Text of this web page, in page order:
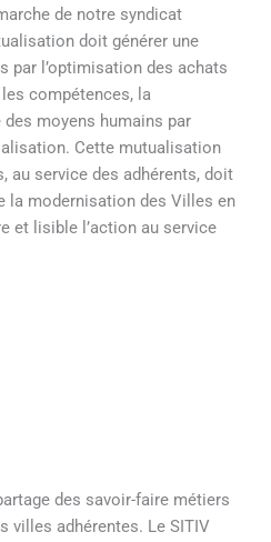
de notre syndicat
doit générer une
par l’optimisation des achats
compétences, la
moyens humains par
Cette mutualisation
au service des adhérents, doit
la modernisation des Villes en
et lisible l’action au service
des savoir-faire métiers
villes adhérentes. Le SITIV